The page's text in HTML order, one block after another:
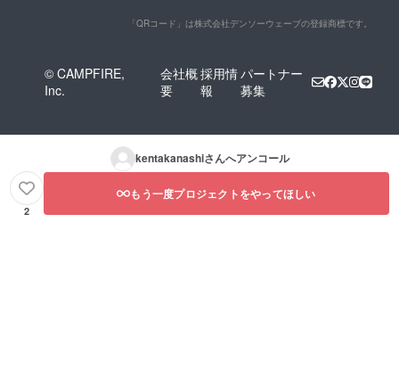
「QRコード」は株式会社デンソーウェーブの登録商標です。
© CAMPFIRE,
Inc.
会社概
要
採用情
報
パートナー
募集
kentakanashiさんへアンコール
2
もう一度プロジェクトをやってほしい